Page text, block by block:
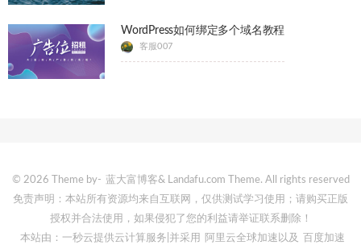
WordPress如何绑定多个域名教程
客服007
© 2026 Theme by- 蓝大富博客& Landafu.com Theme. All rights reserved
免责声明：本站所有资源均来自互联网，仅供测试学习使用；请购买正版
授权并合法使用，如果侵犯了您的利益请举证联系删除！
本站由：一秒云提供云计算服务 |并采用 阿里云全球加速 以及 百度加速